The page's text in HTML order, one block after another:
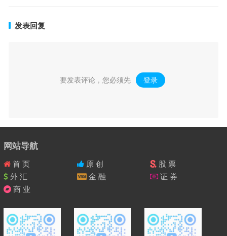
发表回复
要发表评论，您必须先 登录 。
网站导航
首 页 原 创
股 票
外 汇
金 融
证 券
商 业